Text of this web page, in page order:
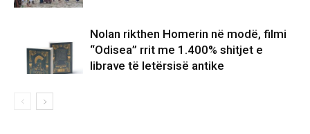
Nolan rikthen Homerin në modë, filmi
“Odisea” rrit me 1.400% shitjet e
librave të letërsisë antike